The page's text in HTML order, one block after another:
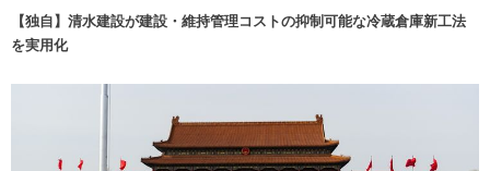
【独自】清水建設が建設・維持管理コストの抑制可能な冷蔵倉庫新工法
を実用化